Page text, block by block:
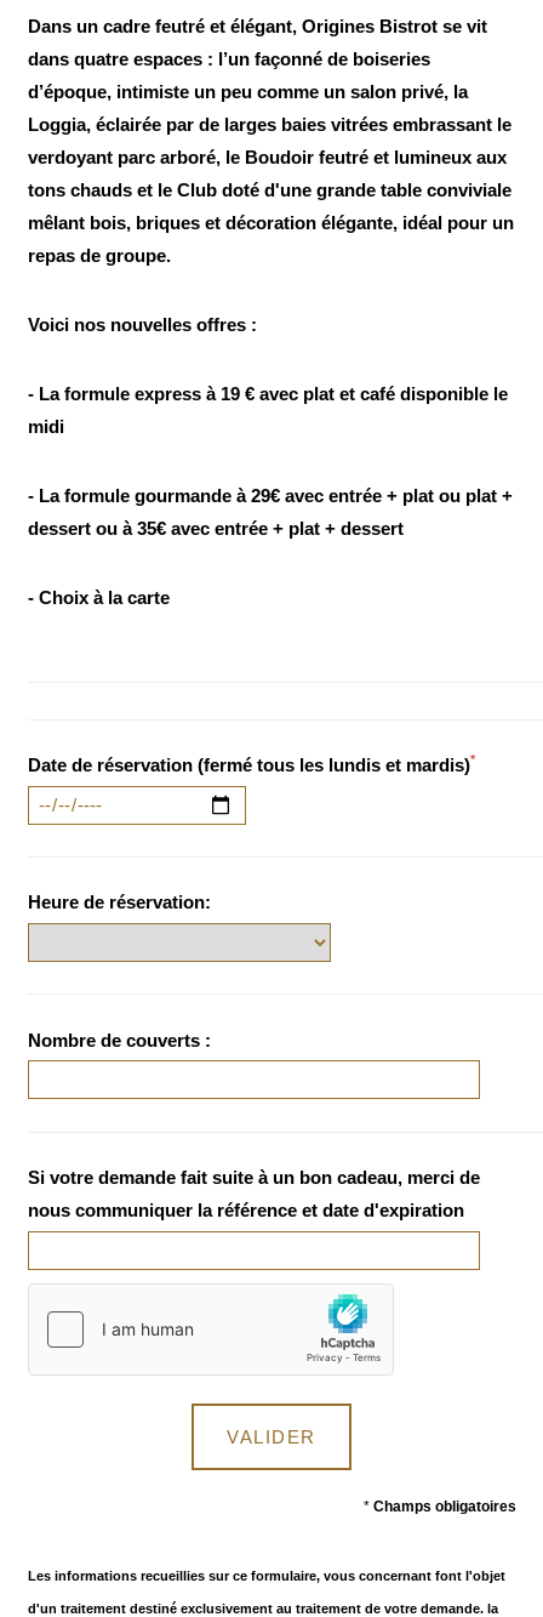
Dans un cadre feutré et élégant, Origines Bistrot se vit
dans quatre espaces : l’un façonné de boiseries
d’époque, intimiste un peu comme un salon privé, la
Loggia, éclairée par de larges baies vitrées embrassant le
verdoyant parc arboré, le Boudoir feutré et lumineux aux
tons chauds et le Club doté d'une grande table conviviale
mêlant bois, briques et décoration élégante, idéal pour un
repas de groupe.
Voici nos nouvelles offres :
- La formule express à 19 € avec plat et café disponible le
midi
- La formule gourmande à 29€ avec entrée + plat ou plat +
dessert ou à 35€ avec entrée + plat + dessert
- Choix à la carte
Date de réservation (fermé tous les lundis et mardis)*
Heure de réservation:
Nombre de couverts :
Si votre demande fait suite à un bon cadeau, merci de
nous communiquer la référence et date d'expiration
VALIDER
*Champs obligatoires
Les informations recueillies sur ce formulaire, vous concernant font l'objet
d'un traitement destiné exclusivement au traitement de votre demande. la